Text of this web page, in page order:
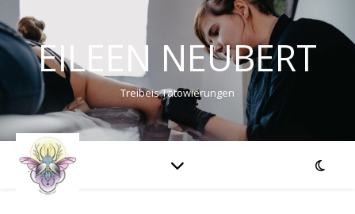
EILEEN NEUBERT
Treibeis Tätowierungen